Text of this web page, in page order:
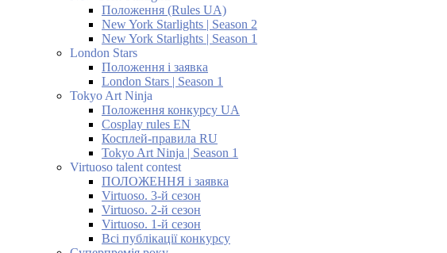
Положення (Rules UA)
New York Starlights | Season 2
New York Starlights | Season 1
London Stars
Положення і заявка
London Stars | Season 1
Tokyo Art Ninja
Положення конкурсу UA
Cosplay rules EN
Косплей-правила RU
Tokyo Art Ninja | Season 1
Virtuoso talent contest
ПОЛОЖЕННЯ і заявка
Virtuoso. 3-й сезон
Virtuoso. 2-й сезон
Virtuoso. 1-й сезон
Всі публікації конкурсу